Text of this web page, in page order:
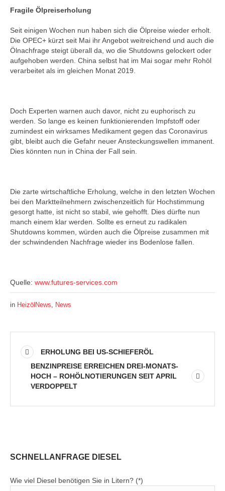
Fragile Ölpreiserholung
Seit einigen Wochen nun haben sich die Ölpreise wieder erholt.
Die OPEC+ kürzt seit Mai ihr Angebot weitreichend und auch die
Ölnachfrage steigt überall da, wo die Shutdowns gelockert oder
aufgehoben werden. China selbst hat im Mai sogar mehr Rohöl
verarbeitet als im gleichen Monat 2019.
Doch Experten warnen auch davor, nicht zu euphorisch zu
werden. So lange es keinen funktionierenden Impfstoff oder
zumindest ein wirksames Medikament gegen das Coronavirus
gibt, bleibt auch die Gefahr neuer Ansteckungswellen immanent.
Dies könnten nun in China der Fall sein.
Die zarte wirtschaftliche Erholung, welche in den letzten Wochen
bei den Marktteilnehmern zwischenzeitlich für Hochstimmung
gesorgt hatte, ist nicht so stabil, wie gehofft. Dies dürfte nun
manch einem klar werden. Sollte es erneut zu radikalen
Shutdowns kommen, würden auch die Ölpreise zusammen mit
der schwindenden Nachfrage wieder ins Bodenlose fallen.
Quelle: www.futures-services.com
in HeizölNews, News
ERHOLUNG BEI US-SCHIEFERÖL
BENZINPREISE ERREICHEN DREI-MONATS-
HOCH – ROHÖLNOTIERUNGEN SEIT APRIL
VERDOPPELT
SCHNELLANFRAGE DIESEL
Wie viel Diesel benötigen Sie in Litern? (*)